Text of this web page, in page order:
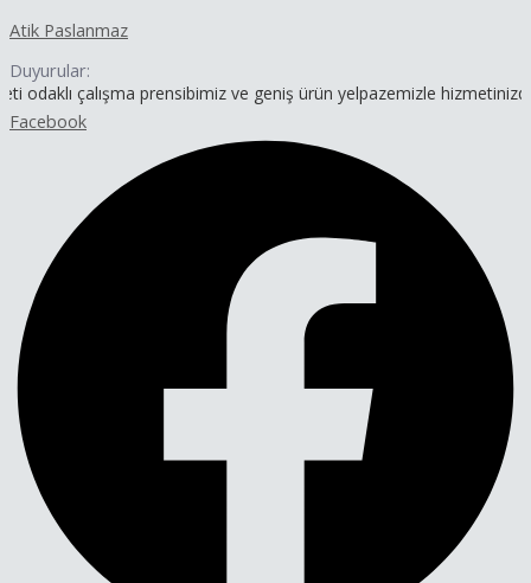
atla
Atik Paslanmaz
Duyurular:
prensibimiz ve geniş ürün yelpazemizle hizmetinizdeyiz.
Facebook
dolaşımı